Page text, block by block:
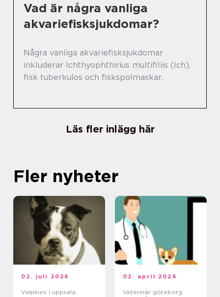
Vad är några vanliga
akvariefisksjukdomar?
Några vanliga akvariefisksjukdomar
inkluderar Ichthyophthirius multifiliis (Ich),
fisk tuberkulos och fiskspolmaskar.
Läs fler inlägg här
Fler nyheter
02. juli 2026
Valpkurs i uppsala
02. april 2026
Veterinär göteborg